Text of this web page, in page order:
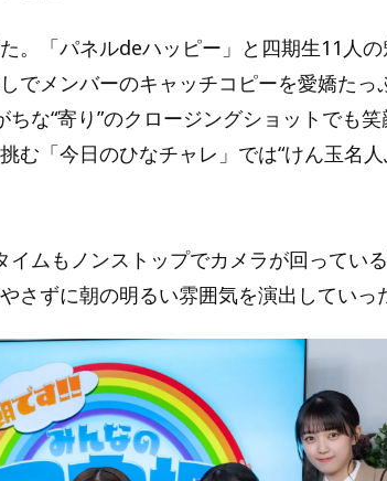
。「パネルdeハッピー」と四期生11人
でメンバーのキャッチコピーを愛嬌たっ
な“寄り”のクロージングショットでも
む「今日のひなチャレ」では“けん玉名
イムもノンストップでカメラが回ってい
さずに朝の明るい雰囲気を演出していっ